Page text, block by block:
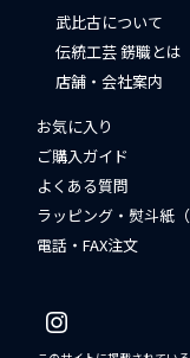
武比古について
伝統工芸 錺職とは
店舗・会社案内
お気に入り
ご購入ガイド
よくある質問
ラッピング・熨斗紙（
電話・FAX注文